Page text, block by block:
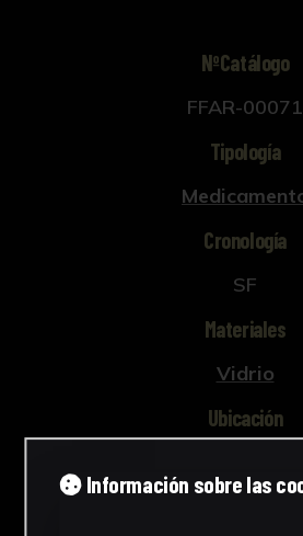
NºCatálogo
FFAR-00071
Tipología
Cronología
SF
Materiales
Vidrio
Ubicación
Información sobre las